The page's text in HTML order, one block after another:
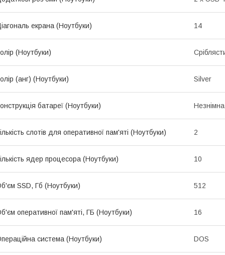
екрана (Ноутбуки) 14
(Ноутбуки)
(анг) (Ноутбуки) Silver
батареї (Ноутбуки) Незнімна
слотів для оперативної пам'яті (Ноутбуки) 2
ядер процесора (Ноутбуки) 10
SSD, Гб (Ноутбуки) 512
оперативної пам'яті, ГБ (Ноутбуки) 16
система (Ноутбуки) DOS